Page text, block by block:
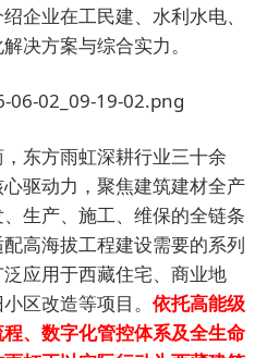
企业在工民建、水利水电、
决方案与综合实力。
东方雨虹深耕行业三十余
驱动力，聚焦建筑建材全产
生产、施工、维保的全链条
高海拔工程建设需要的系列
应用于西藏住宅、商业地
区改造等项目。 依托高能级
、数字化管控体系及全生命